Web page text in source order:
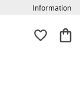
Information